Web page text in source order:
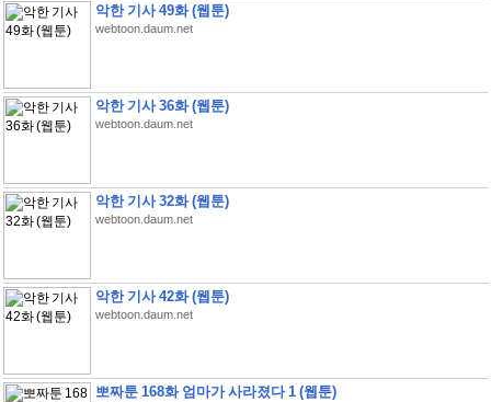
악한 기사 49화 (웹툰)
webtoon.daum.net
악한 기사 36화 (웹툰)
webtoon.daum.net
악한 기사 32화 (웹툰)
webtoon.daum.net
악한 기사 42화 (웹툰)
webtoon.daum.net
뽀짜툰 168화 엄마가 사라졌다 1 (웹툰)